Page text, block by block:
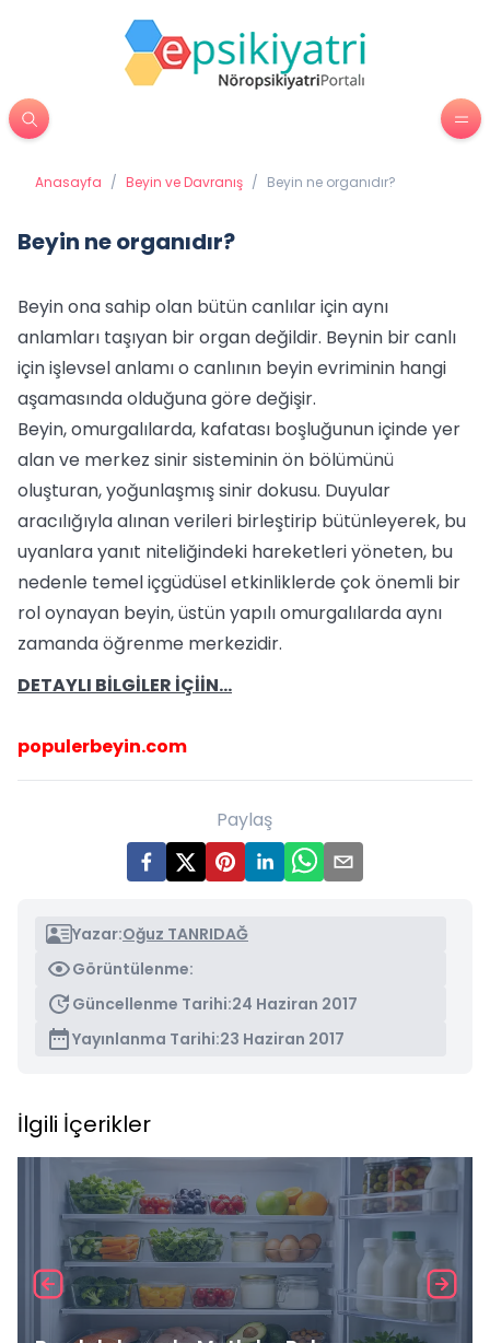
Anasayfa / Beyin ve Davranış / Beyin ne organıdır?
Beyin ne organıdır?
Beyin ona sahip olan bütün canlılar için aynı
anlamları taşıyan bir organ değildir. Beynin bir canlı
için işlevsel anlamı o canlının beyin evriminin hangi
aşamasında olduğuna göre değişir.
Beyin, omurgalılarda, kafatası boşluğunun içinde yer
alan ve merkez sinir sisteminin ön bölümünü
oluşturan, yoğunlaşmış sinir dokusu. Duyular
aracılığıyla alınan verileri birleştirip bütünleyerek, bu
uyanlara yanıt niteliğindeki hareketleri yöneten, bu
nedenle temel içgüdüsel etkinliklerde çok önemli bir
rol oynayan beyin, üstün yapılı omurgalılarda aynı
zamanda öğrenme merkezidir.
DETAYLI BİLGİLER İÇİİN…
populerbeyin.com
Paylaş
Yazar:Oğuz TANRIDAĞ
Görüntülenme:
Güncellenme Tarihi:24 Haziran 2017
Yayınlanma Tarihi:23 Haziran 2017
İlgili İçerikler